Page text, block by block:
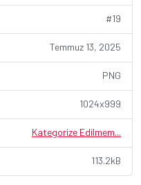
#19
Temmuz 13, 2025
PNG
1024x999
Kategorize Edilmem...
113.2kB